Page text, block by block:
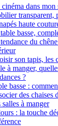
dans
transparent,
haute
basse,
du
son tapis, les
à manger,
?
basse :
des chaises
salles à manger
: la touche